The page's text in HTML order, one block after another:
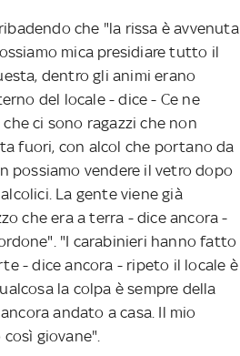
che "la rissa è avvenuta
mica presidiare tutto il
dentro gli animi erano
del locale - dice - Ce ne
ci sono ragazzi che non
fuori, con alcol che portano da
possiamo vendere il vetro dopo
La gente viene già
che era a terra - dice ancora -
"I carabinieri hanno fatto
- dice ancora - ripeto il locale è
la colpa è sempre della
andato a casa. Il mio
giovane".